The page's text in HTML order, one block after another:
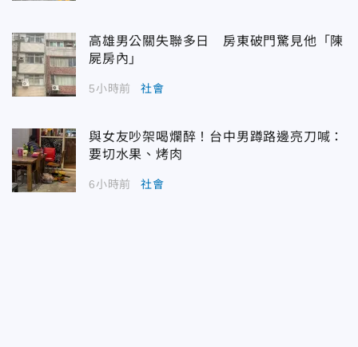
高雄男公關失聯多日 房東破門驚見他「陳
屍房內」
5小時前 社會
與女友吵架喝爛醉！台中男蹲路邊亮刀喊：
要切水果、烤肉
6小時前 社會